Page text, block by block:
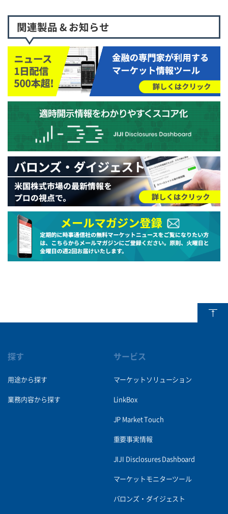
関連製品 & お知らせ
探す
用途から探す
業務内容から探す
サービス
マーケットソリューション
LinkBox
JP Market Touch
重要事実情報
JIJI Disclosures Dashboard
マーケットモニターツール
バロンズ・ダイジェスト